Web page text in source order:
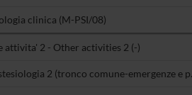
clinica (M-PSI/08)
attivita' 2 - Other activities 2 (-)
2 (tronco comune-emergenze e